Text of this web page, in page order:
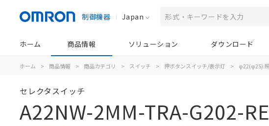
制御機器 Japan
ホーム 商品情報 ソリューション ダウンロード
ホーム > 商品情報 > 商品カテゴリ > スイッチ > 押ボタンスイッチ/表示灯 > φ22(φ25):
セレクタスイッチ
A22NW-2MM-TRA-G202-RE